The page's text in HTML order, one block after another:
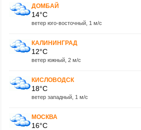
ДОМБАЙ
14°C
ветер юго-восточный, 1 м/с
КАЛИНИНГРАД
12°C
ветер южный, 2 м/с
КИСЛОВОДСК
18°C
ветер западный, 1 м/с
МОСКВА
16°C